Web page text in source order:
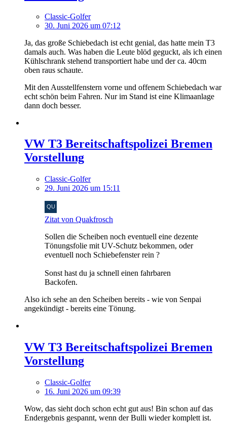
Classic-Golfer
30. Juni 2026 um 07:12
Ja, das große Schiebedach ist echt genial, das hatte mein T3
damals auch. Was haben die Leute blöd geguckt, als ich einen
Kühlschrank stehend transportiert habe und der ca. 40cm
oben raus schaute.
Mit den Ausstellfenstern vorne und offenem Schiebedach war
echt schön beim Fahren. Nur im Stand ist eine Klimaanlage
dann doch besser.
VW T3 Bereitschaftspolizei Bremen
Vorstellung
Classic-Golfer
29. Juni 2026 um 15:11
Zitat von Quakfrosch
Sollen die Scheiben noch eventuell eine dezente
Tönungsfolie mit UV-Schutz bekommen, oder
eventuell noch Schiebefenster rein ?
Sonst hast du ja schnell einen fahrbaren
Backofen.
Also ich sehe an den Scheiben bereits - wie von Senpai
angekündigt - bereits eine Tönung.
VW T3 Bereitschaftspolizei Bremen
Vorstellung
Classic-Golfer
16. Juni 2026 um 09:39
Wow, das sieht doch schon echt gut aus! Bin schon auf das
Endergebnis gespannt, wenn der Bulli wieder komplett ist.